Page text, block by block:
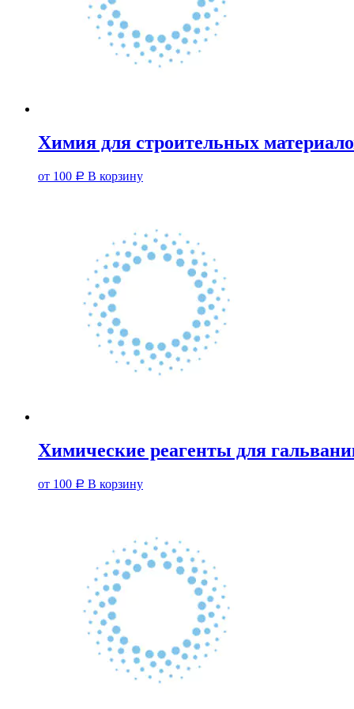
Химия для строительных
от 100 Р В корзину
Химические реагенты для
от 100 Р В корзину